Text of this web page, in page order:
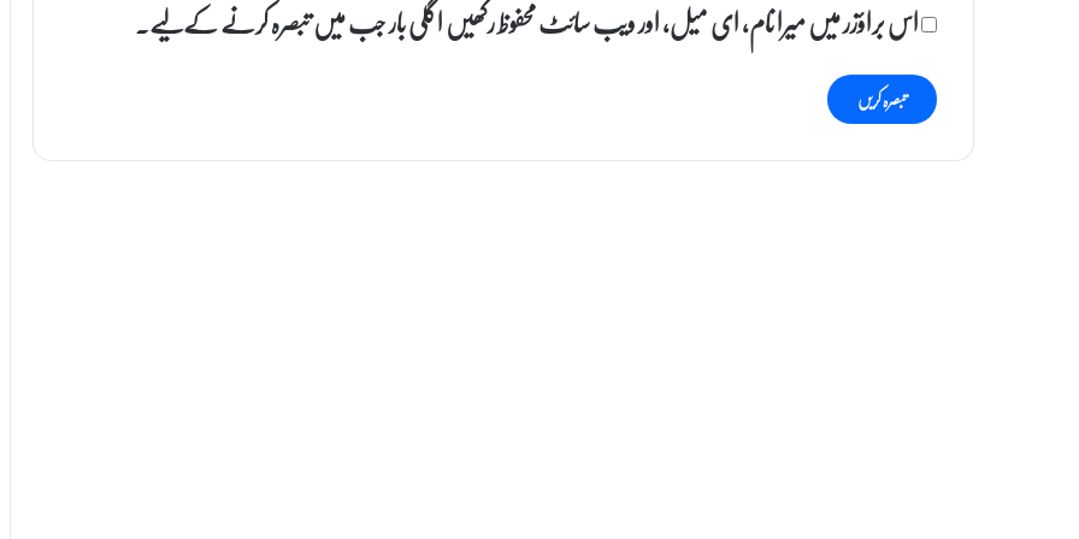
اس براؤزر میں میرا نام، ای میل، اور ویب سائٹ محفوظ رکھیں اگلی بار جب میں تبصرہ کرنے کےلیے۔